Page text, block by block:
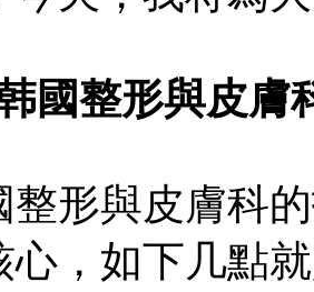
國整形與皮膚
整形與皮膚科
心，如下几點